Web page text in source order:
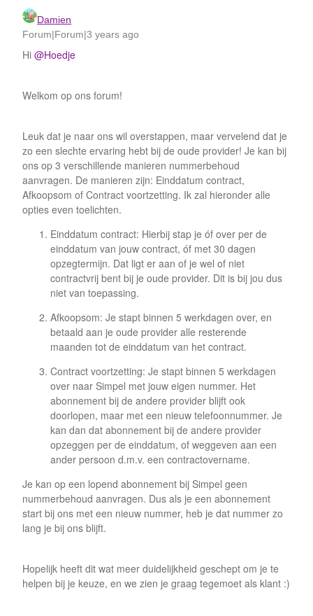
Damien
Forum|Forum|3 years ago
Hi @Hoedje
Welkom op ons forum!
Leuk dat je naar ons wil overstappen, maar vervelend dat je
zo een slechte ervaring hebt bij de oude provider! Je kan bij
ons op 3 verschillende manieren nummerbehoud
aanvragen. De manieren zijn: Einddatum contract,
Afkoopsom of Contract voortzetting. Ik zal hieronder alle
opties even toelichten.
Einddatum contract: Hierbij stap je óf over per de
einddatum van jouw contract, óf met 30 dagen
opzegtermijn. Dat ligt er aan of je wel of niet
contractvrij bent bij je oude provider. Dit is bij jou dus
niet van toepassing.
Afkoopsom: Je stapt binnen 5 werkdagen over, en
betaald aan je oude provider alle resterende
maanden tot de einddatum van het contract.
Contract voortzetting: Je stapt binnen 5 werkdagen
over naar Simpel met jouw eigen nummer. Het
abonnement bij de andere provider blijft ook
doorlopen, maar met een nieuw telefoonnummer. Je
kan dan dat abonnement bij de andere provider
opzeggen per de einddatum, of weggeven aan een
ander persoon d.m.v. een contractovername.
Je kan op een lopend abonnement bij Simpel geen
nummerbehoud aanvragen. Dus als je een abonnement
start bij ons met een nieuw nummer, heb je dat nummer zo
lang je bij ons blijft.
Hopelijk heeft dit wat meer duidelijkheid geschept om je te
helpen bij je keuze, en we zien je graag tegemoet als klant :)